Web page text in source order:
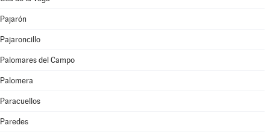
Pajarón
Pajaroncillo
Palomares del Campo
Palomera
Paracuellos
Paredes